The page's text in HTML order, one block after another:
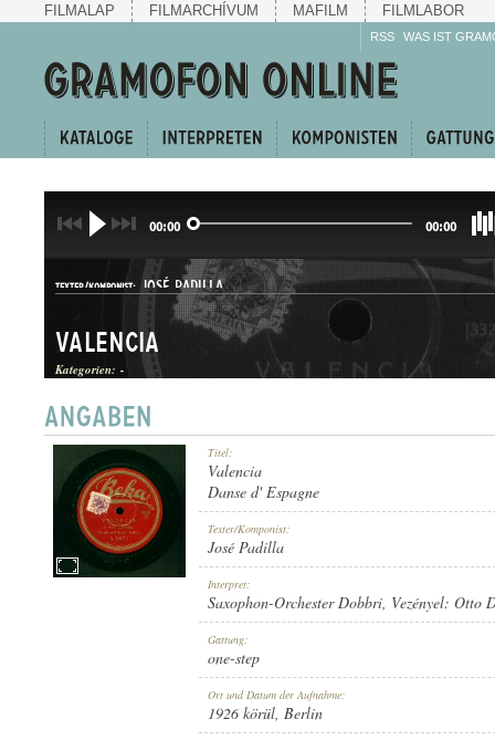
FILMALAP FILMARCHÍVUM MAFILM FILMLABOR
RSS WAS IST
00:00 00:00
TEXTER/KOMPONIST: JOSÉ PADILLA
ONE-STEP
1926 KÖRÜL
Valencia
Kategorien: -
Titel:
Valencia
Danse d' Espagne
Texter/Komponist:
José Padilla
Interpret:
Saxophon-Orchester Dobbri, Vezényel: Otto
Gattung:
one-step
Ort und Datum der Aufnahme:
1926 körül, Berlin